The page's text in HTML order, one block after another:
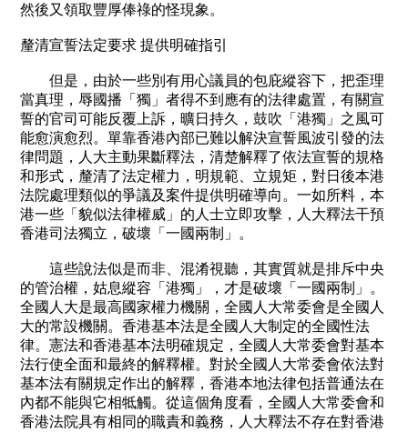
聯
絡
我
然後又領取豐厚俸祿的怪現象。
釐清宣誓法定要求 提供明確指引
但是，由於一些別有用心議員的包庇縱容下，把歪理
當真理，辱國播「獨」者得不到應有的法律處置，有關宣
誓的官司可能反覆上訴，曠日持久，鼓吹「港獨」之風可
能愈演愈烈。單靠香港內部已難以解決宣誓風波引發的法
律問題，人大主動果斷釋法，清楚解釋了依法宣誓的規格
和形式，釐清了法定權力，明規範、立規矩，對日後本港
法院處理類似的爭議及案件提供明確導向。一如所料，本
港一些「貌似法律權威」的人士立即攻擊，人大釋法干預
香港司法獨立，破壞「一國兩制」。
這些說法似是而非、混淆視聽，其實質就是排斥中央
的管治權，姑息縱容「港獨」，才是破壞「一國兩制」。
全國人大是最高國家權力機關，全國人大常委會是全國人
大的常設機關。香港基本法是全國人大制定的全國性法
律。憲法和香港基本法明確規定，全國人大常委會對基本
法行使全面和最終的解釋權。對於全國人大常委會依法對
基本法有關規定作出的解釋，香港本地法律包括普通法在
內都不能與它相牴觸。從這個角度看，全國人大常委會和
香港法院具有相同的職責和義務，人大釋法不存在對香港